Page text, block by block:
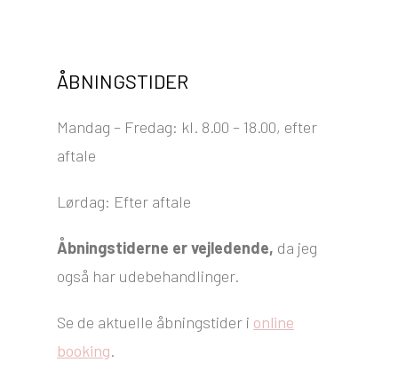
ÅBNINGSTIDER
Mandag – Fredag: kl. 8.00 – 18.00, efter
aftale
Lørdag: Efter aftale
Åbningstiderne er vejledende, da jeg
også har udebehandlinger.
Se de aktuelle åbningstider i online
booking.